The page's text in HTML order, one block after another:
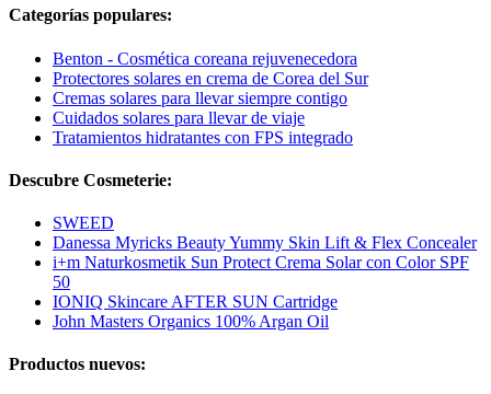
Categorías populares:
Benton - Cosmética coreana rejuvenecedora
Protectores solares en crema de Corea del Sur
Cremas solares para llevar siempre contigo
Cuidados solares para llevar de viaje
Tratamientos hidratantes con FPS integrado
Descubre Cosmeterie:
SWEED
Danessa Myricks Beauty Yummy Skin Lift & Flex Concealer
i+m Naturkosmetik Sun Protect Crema Solar con Color SPF
50
IONIQ Skincare AFTER SUN Cartridge
John Masters Organics 100% Argan Oil
Productos nuevos: